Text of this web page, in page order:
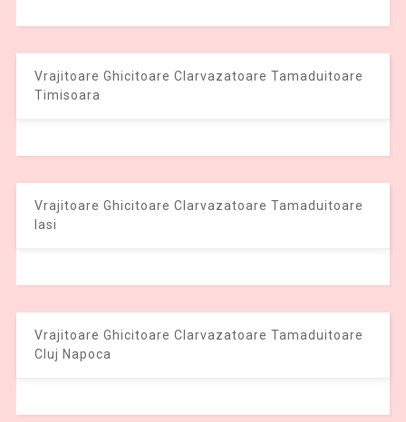
Vrajitoare Ghicitoare Clarvazatoare Tamaduitoare
Timisoara
Vrajitoare Ghicitoare Clarvazatoare Tamaduitoare
Iasi
Vrajitoare Ghicitoare Clarvazatoare Tamaduitoare
Cluj Napoca